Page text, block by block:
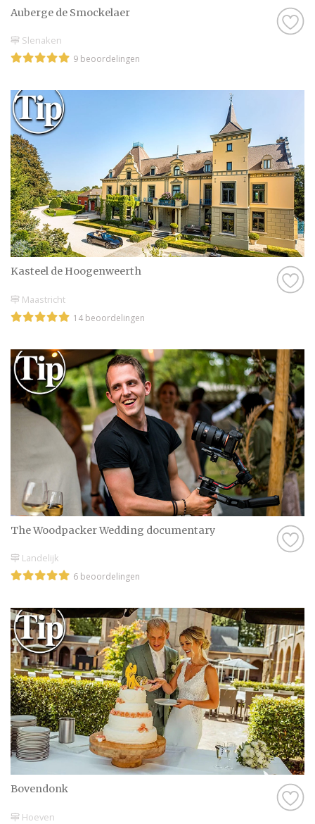
Auberge de Smockelaer
Slenaken
9 beoordelingen
Kasteel de Hoogenweerth
Maastricht
14 beoordelingen
The Woodpacker Wedding documentary
Landelijk
6 beoordelingen
Bovendonk
Hoeven